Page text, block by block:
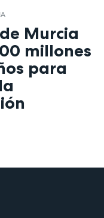
Murcia
millones
para